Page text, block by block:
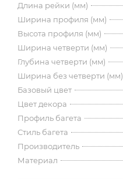
Длина рейки (мм)
Ширина профиля (мм)
Высота профиля (мм)
Ширина четверти (мм)
Глубина четверти (мм)
Ширина без четверти (мм)
Базовый цвет
Цвет декора
Профиль багета
Стиль багета
Производитель
Материал